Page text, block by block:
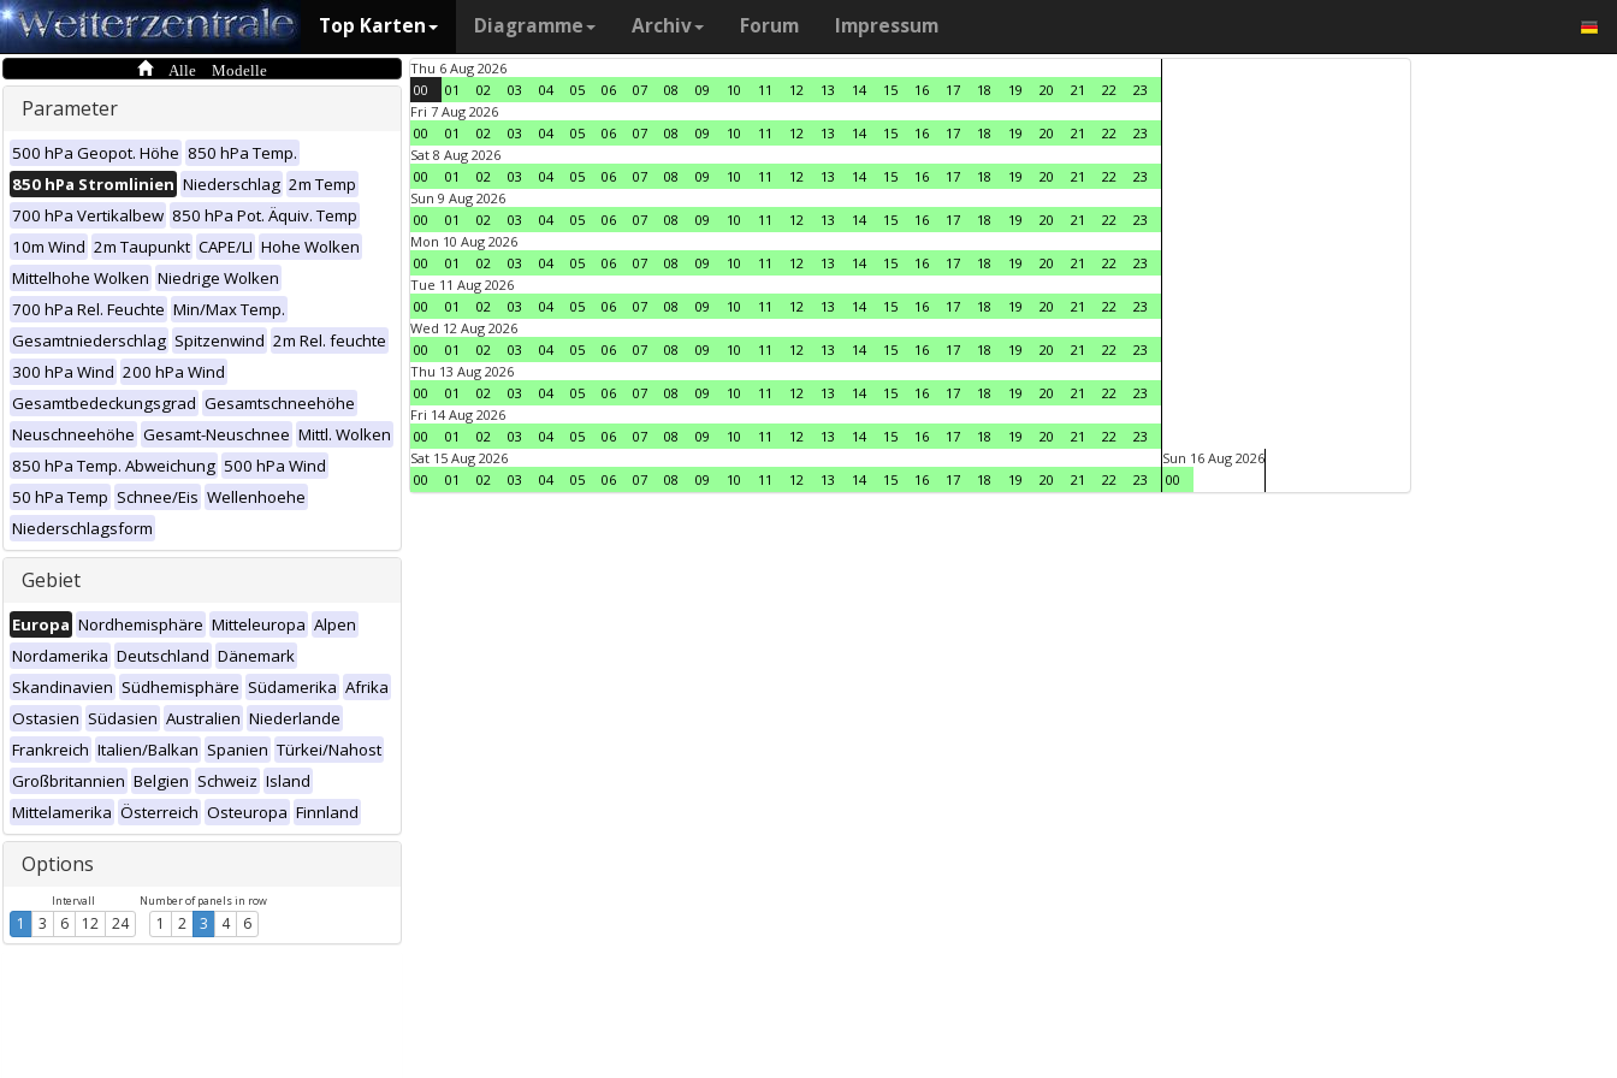
Top Karten Diagramme Archiv Forum Impressum
Alle Modelle
Parameter
500 hPa Geopot. Höhe 850 hPa Temp.
850 hPa Stromlinien Niederschlag 2m Temp
700 hPa Vertikalbew 850 hPa Pot. Äquiv. Temp
10m Wind 2m Taupunkt CAPE/LI Hohe Wolken
Mittelhohe Wolken Niedrige Wolken
700 hPa Rel. Feuchte Min/Max Temp.
Gesamtniederschlag Spitzenwind 2m Rel. feuchte
300 hPa Wind 200 hPa Wind
Gesamtbedeckungsgrad Gesamtschneehöhe
Neuschneehöhe Gesamt-Neuschnee Mittl. Wolken
850 hPa Temp. Abweichung 500 hPa Wind
50 hPa Temp Schnee/Eis Wellenhoehe
Niederschlagsform
Gebiet
Europa Nordhemisphäre Mitteleuropa Alpen
Nordamerika Deutschland Dänemark
Skandinavien Südhemisphäre Südamerika Afrika
Ostasien Südasien Australien Niederlande
Frankreich Italien/Balkan Spanien Türkei/Nahost
Großbritannien Belgien Schweiz Island
Mittelamerika Österreich Osteuropa Finnland
Options
Intervall
1 3 6 12 24
Number of panels in row
1 2 3 4 6
Thu 6 Aug 2026
00
01 02 03 04 05 06 07 08 09 10 11 12 13 14 15 16 17 18 19 20 21 22
23
Fri 7 Aug 2026
00
01 02 03 04 05 06 07 08 09 10 11 12 13 14 15 16 17 18 19 20 21 22
23
Sat 8 Aug 2026
00
01 02 03 04 05 06 07 08 09 10 11 12 13 14 15 16 17 18 19 20 21 22
23
Sun 9 Aug 2026
00
01 02 03 04 05 06 07 08 09 10 11 12 13 14 15 16 17 18 19 20 21 22
23
Mon 10 Aug 2026
00
01 02 03 04 05 06 07 08 09 10 11 12 13 14 15 16 17 18 19 20 21 22
23
Tue 11 Aug 2026
00
01 02 03 04 05 06 07 08 09 10 11 12 13 14 15 16 17 18 19 20 21 22
23
Wed 12 Aug 2026
00
01 02 03 04 05 06 07 08 09 10 11 12 13 14 15 16 17 18 19 20 21 22
23
Thu 13 Aug 2026
00
01 02 03 04 05 06 07 08 09 10 11 12 13 14 15 16 17 18 19 20 21 22
23
Fri 14 Aug 2026
00
01 02 03 04 05 06 07 08 09 10 11 12 13 14 15 16 17 18 19 20 21 22
23
Sat 15 Aug 2026
00
01 02 03 04 05 06 07 08 09 10 11 12 13 14 15 16 17 18 19 20 21 22 23
Sun 16 Aug 2026
00